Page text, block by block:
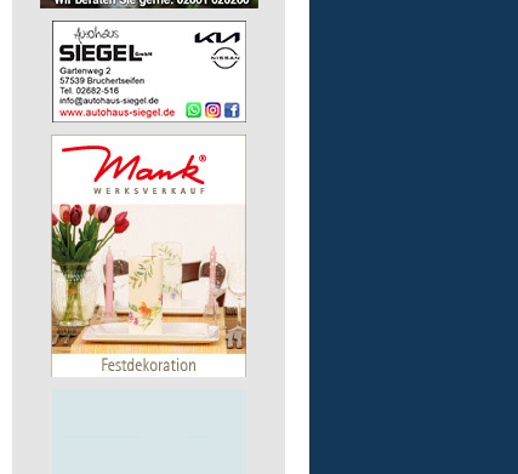
Bildungsbegleitung (m/
Lebenshilfe im Landkreis
GmbH
57610 Altenkirchen